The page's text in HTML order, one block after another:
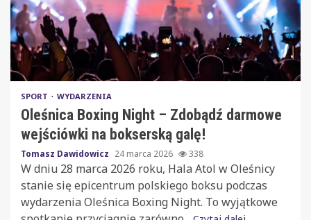
SPORT WYDARZENIA
Oleśnica Boxing Night – Zdobądź darmowe
wejściówki na bokserską galę!
Tomasz Dawidowicz 24 marca 2026 338
W dniu 28 marca 2026 roku, Hala Atol w Oleśnicy
stanie się epicentrum polskiego boksu podczas
wydarzenia Oleśnica Boxing Night. To wyjątkowe